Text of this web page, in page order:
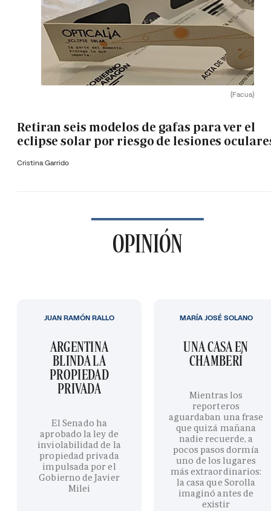
(Facua)
Retiran seis modelos de gafas para ver el
eclipse solar por riesgo de lesiones
Cristina Garrido
OPINIÓN
ARGENTINA
BLINDA LA
PROPIEDAD
PRIVADA
El Senado ha
aprobado la ley de
inviolabilidad de la
propiedad privada
impulsada por el
Gobierno de Javier
Milei
JUAN RAMÓN RALLO
UNA CASA EN
CHAMBERÍ
Mientras los
reporteros
aguardaban una frase
que quizá mañana
nadie recuerde, a
pocos pasos dormía
uno de los lugares
más extraordinarios:
la casa que Sorolla
imaginó antes de
existir
MARÍA JOSÉ SOLANO